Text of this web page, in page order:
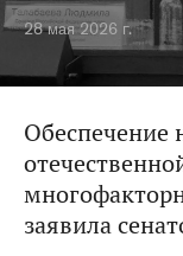
28 мая 2026 г.
Обеспечение
заявила